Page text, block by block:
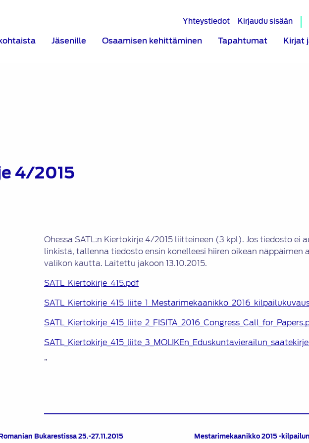
Yhteystiedot Kirjaudu sisään
Jäsenille Osaamisen kehittäminen Tapahtumat Kirjat
4/2015
Ohessa SATL:n Kiertokirje 4/2015 liitteineen (3 kpl). Jos tiedosto ei
linkistä, tallenna tiedosto ensin konelleesi hiiren oikean näppäimen
valikon kautta. Laitettu jakoon 13.10.2015.
SATL_Kiertokirje_415.pdf
”
Bukarestissa 25.-27.11.2015 Mestarimekaanikko 2015 -